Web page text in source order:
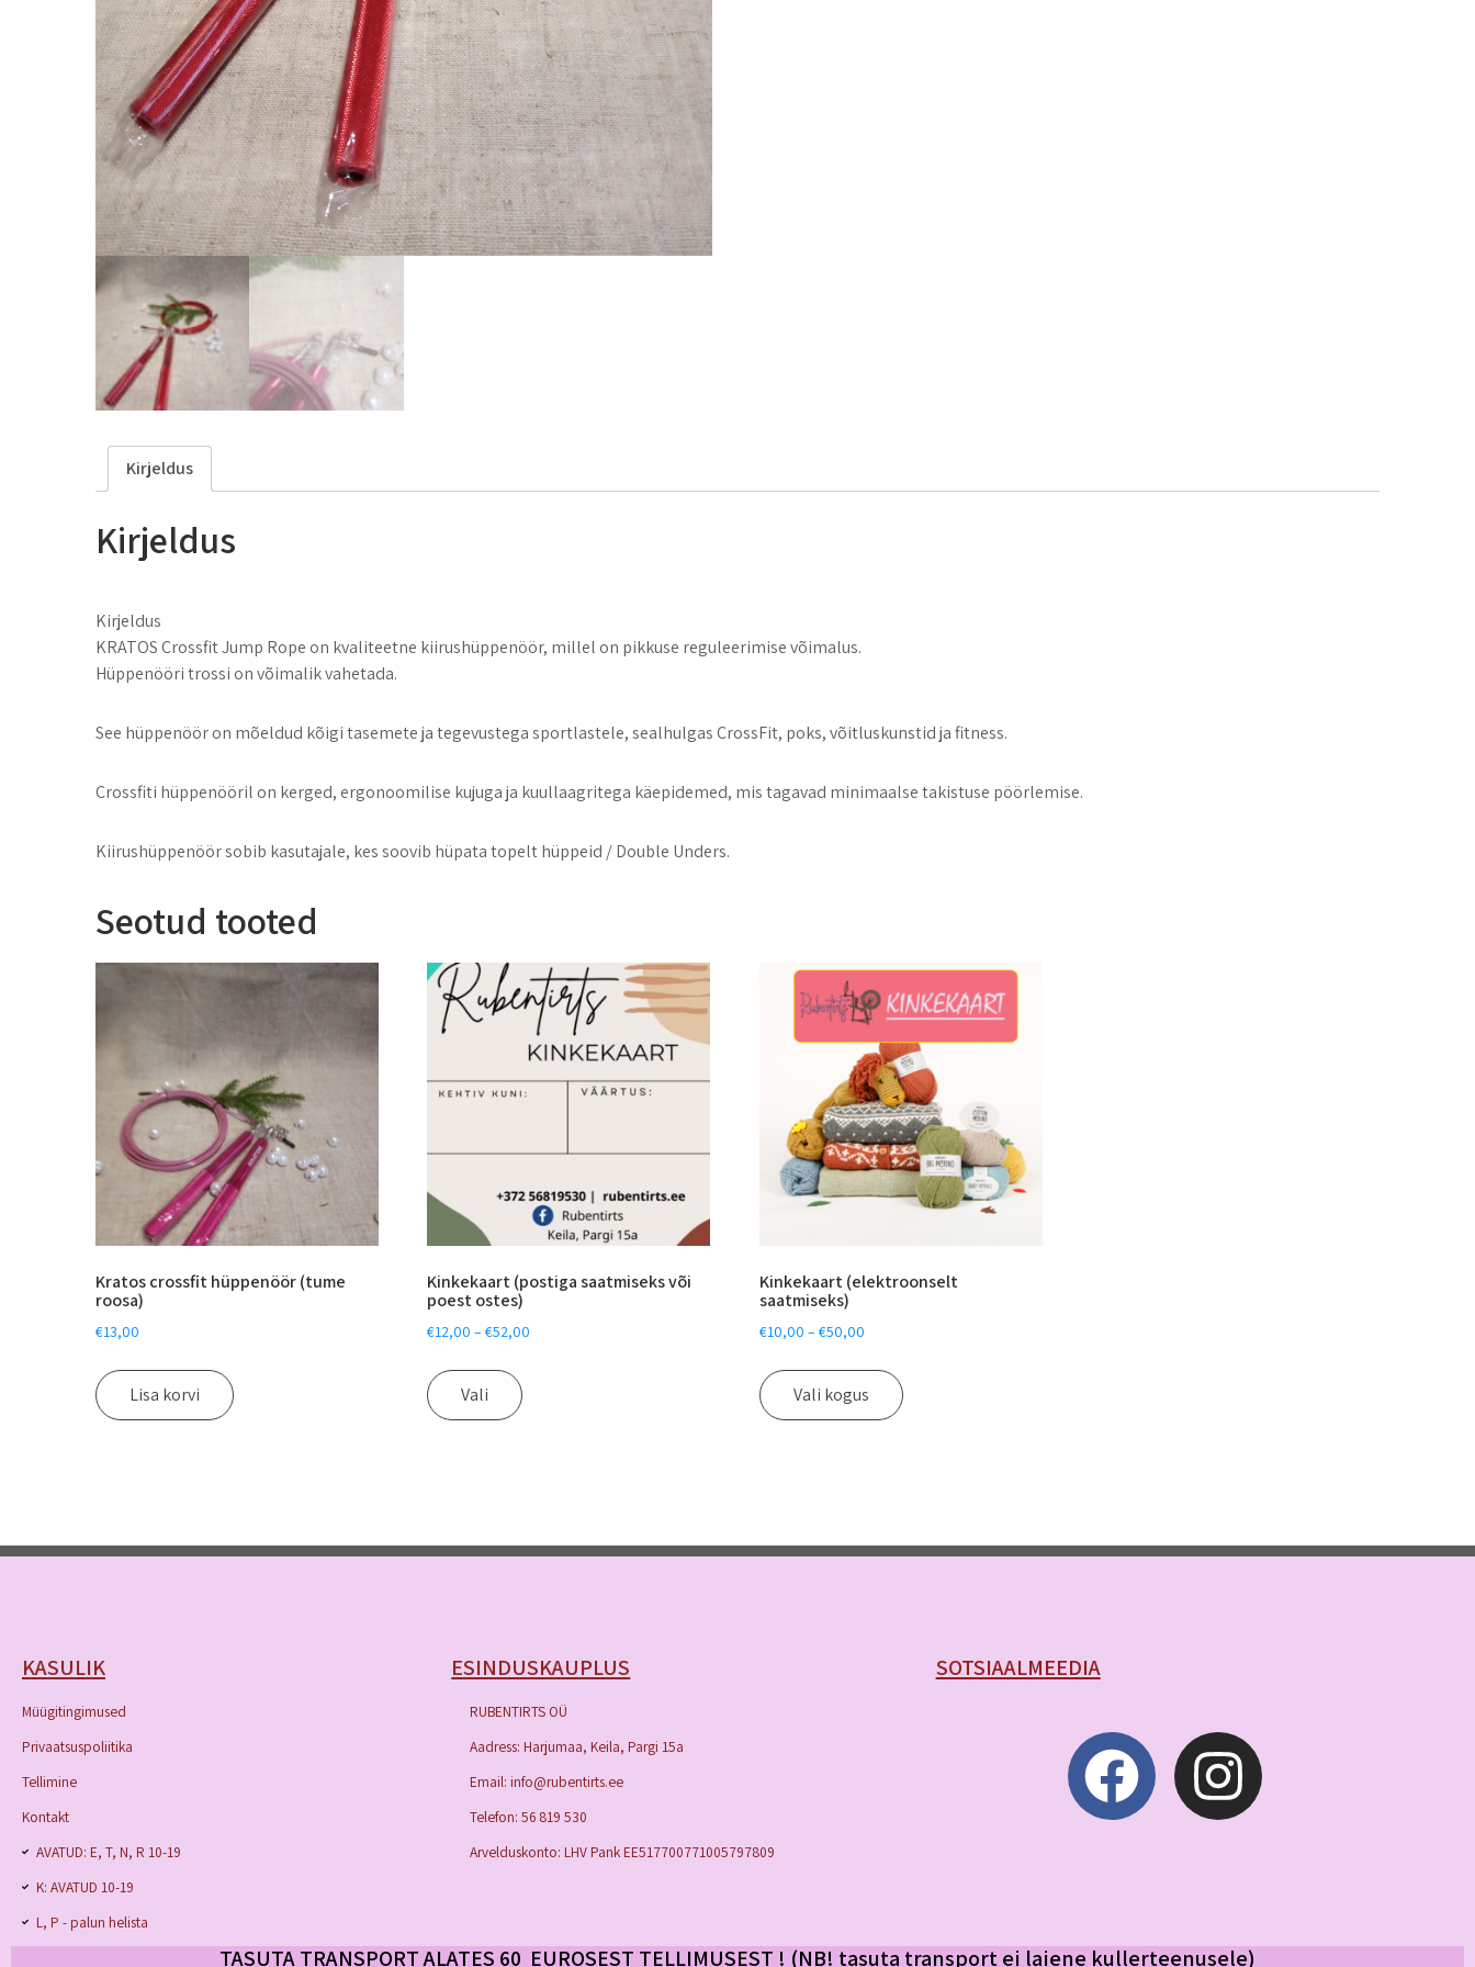
Kirjeldus
Kirjeldus
Kirjeldus
KRATOS Crossfit Jump Rope on kvaliteetne kiirushüppenöör, millel on pikkuse reguleerimise võimalus.
Hüppenööri trossi on võimalik vahetada.
See hüppenöör on mõeldud kõigi tasemete ja tegevustega sportlastele, sealhulgas CrossFit, poks, võitluskunstid ja fitness.
Crossfiti hüppenööril on kerged, ergonoomilise kujuga ja kuullaagritega käepidemed, mis tagavad minimaalse takistuse pöörlemise.
Kiirushüppenöör sobib kasutajale, kes soovib hüpata topelt hüppeid / Double Unders.
Seotud tooted
Kratos crossfit hüppenöör (tume
roosa)
€13,00
Lisa korvi
Kinkekaart (postiga saatmiseks või
poest ostes)
€12,00 – €52,00
Vali
Kinkekaart (elektroonselt
saatmiseks)
€10,00 – €50,00
Vali kogus
KASULIK
Müügitingimused
Privaatsuspoliitika
Tellimine
Kontakt
AVATUD: E, T, N, R 10-19
K: AVATUD 10-19
L, P - palun helista
ESINDUSKAUPLUS
RUBENTIRTS OÜ
Aadress: Harjumaa, Keila, Pargi 15a
Email: info@rubentirts.ee
Telefon: 56 819 530
Arvelduskonto: LHV Pank EE517700771005797809
SOTSIAALMEEDIA
TASUTA TRANSPORT ALATES 60 EUROSEST TELLIMUSEST ! (NB! tasuta transportei laiene kullerteenusele)